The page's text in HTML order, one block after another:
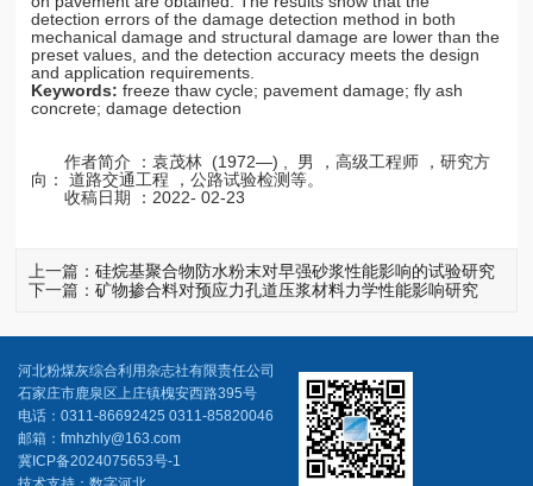
detection errors of the damage detection method in both
mechanical damage and structural damage are lower than the
preset values, and the detection accuracy meets the design
and application requirements.
Keywords: freeze thaw cycle; pavement damage; fly ash
concrete; damage detection
作者简介 ：袁茂林 (1972—) , 男 ，高级工程师 ，研究方
向： 道路交通工程 ，公路试验检测等。
收稿日期 ：2022- 02-23
上一篇：硅烷基聚合物防水粉末对早强砂浆性能影响的试验研究
下一篇：矿物掺合料对预应力孔道压浆材料力学性能影响研究
河北粉煤灰综合利用杂志社有限责任公司
石家庄市鹿泉区上庄镇槐安西路395号
电话：0311-86692425 0311-85820046
邮箱：fmhzhly@163.com
冀ICP备2024075653号-1